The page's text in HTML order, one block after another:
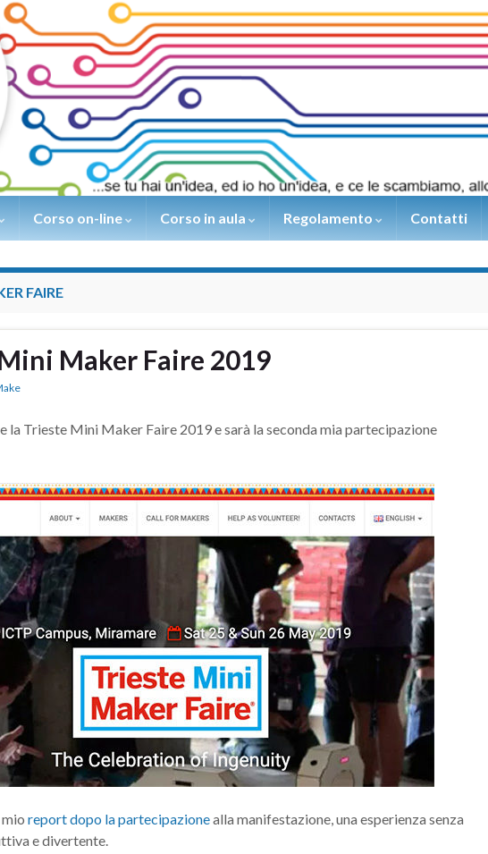
Corso on-line Corso in aula Regolamento Contatti
FAIRE
Maker Faire 2019
la Trieste Mini Maker Faire 2019 e sarà la seconda mia partecipazione
report dopo la partecipazionealla manifestazione, una esperienza senza
e divertente.